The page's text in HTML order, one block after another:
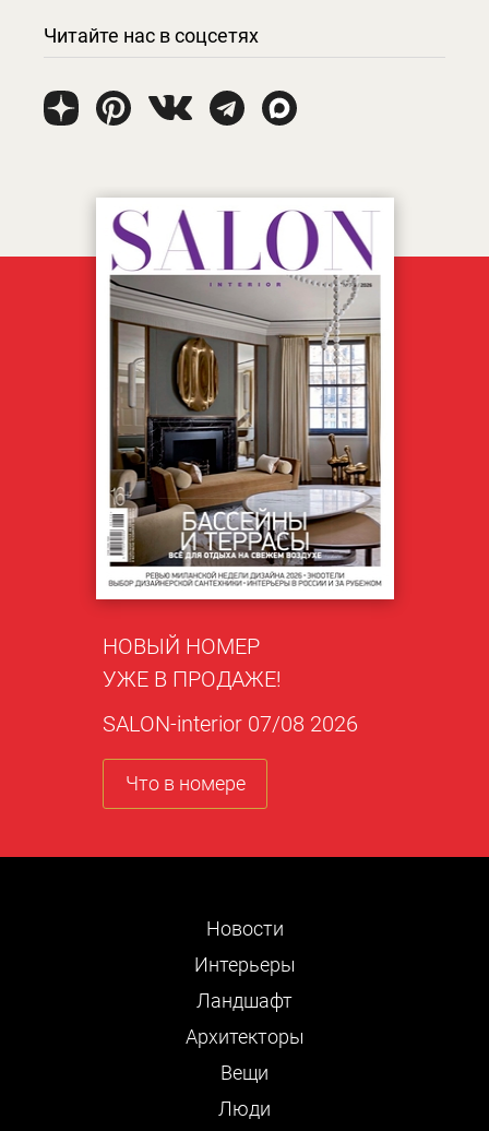
Читайте нас в соцсетях
НОВЫЙ НОМЕР
УЖЕ В ПРОДАЖЕ!
SALON-interior 07/08 2026
Что в номере
Новости
Интерьеры
Ландшафт
Архитекторы
Вещи
Люди